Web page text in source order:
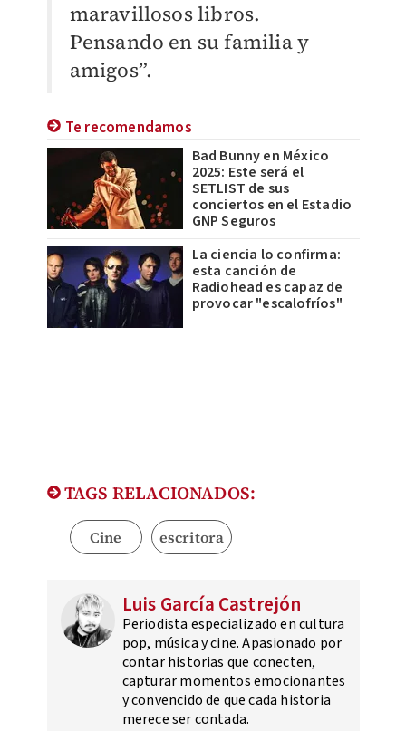
maravillosos libros.
Pensando en su familia y
amigos”.
Te recomendamos
Bad Bunny en México
2025: Este será el
SETLIST de sus
conciertos en el Estadio
GNP Seguros
La ciencia lo confirma:
esta canción de
Radiohead es capaz de
provocar "escalofríos"
TAGS RELACIONADOS:
Cine escritora
Luis García Castrejón
Periodista especializado en cultura
pop, música y cine. Apasionado por
contar historias que conecten,
capturar momentos emocionantes
y convencido de que cada historia
merece ser contada.